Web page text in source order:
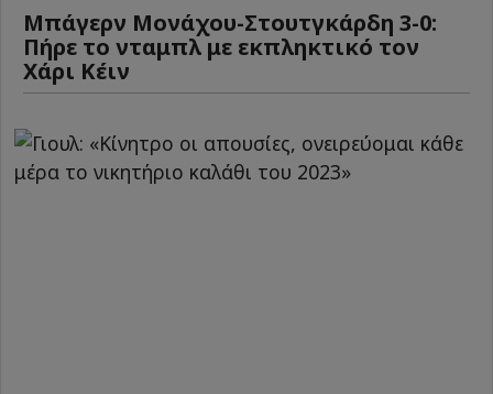
Μπάγερν Μονάχου-Στουτγκάρδη 3-0:
Πήρε το νταμπλ με εκπληκτικό τον
Χάρι Κέιν